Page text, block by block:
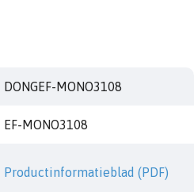
DONGEF-MONO3108
EF-MONO3108
Productinformatieblad (PDF)